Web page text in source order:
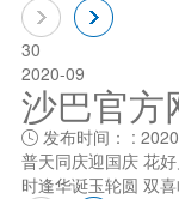
30
2020-09
沙巴官方
发布时间： :
普天同庆迎国庆 花
时逢华诞玉轮圆 双